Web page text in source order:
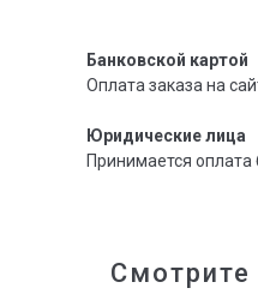
Банковской картой
Оплата заказа на
Юридические лица
Принимается